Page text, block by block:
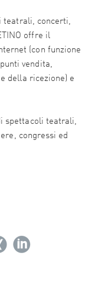
teatrali, concerti,
offre il
(con funzione
vendita,
della ricezione) e
spettacoli teatrali,
congressi ed